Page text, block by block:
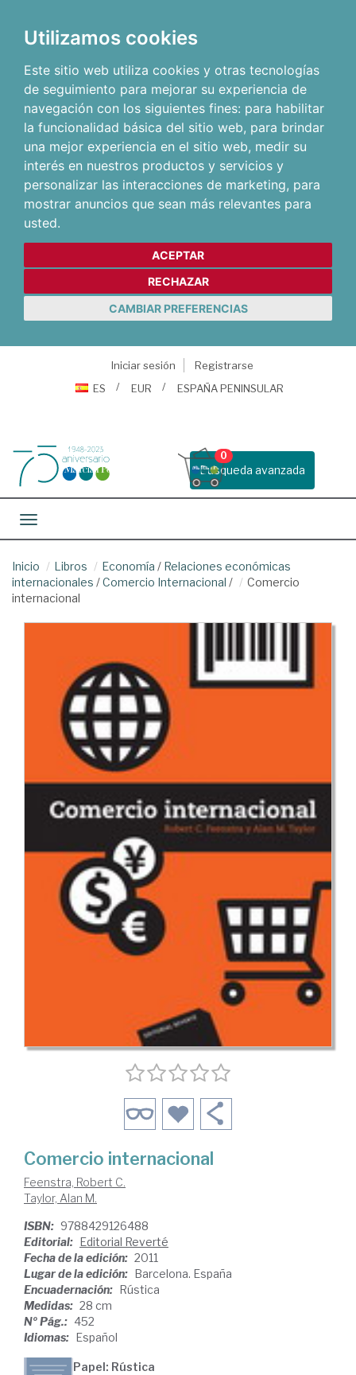
Utilizamos cookies
Este sitio web utiliza cookies y otras tecnologías
de seguimiento para mejorar su experiencia de
navegación con los siguientes fines: para habilitar
la funcionalidad básica del sitio web, para brindar
una mejor experiencia en el sitio web, medir su
interés en nuestros productos y servicios y
personalizar las interacciones de marketing, para
mostrar anuncios que sean más relevantes para
usted.
ACEPTAR
RECHAZAR
CAMBIAR PREFERENCIAS
Iniciar sesión
Registrarse
ES
EUR ESPAÑA PENINSULAR
Busqueda avanzada
0
Toggle navigation
Inicio Libros Economía / Relaciones económicas
internacionales /Comercio Internacional /
Comercio
internacional
Comercio internacional
Feenstra, Robert C.
Taylor, Alan M.
ISBN: 9788429126488
Editorial: Editorial Reverté
Fecha de la edición: 2011
Lugar de la edición: Barcelona. España
Encuadernación: Rústica
Medidas: 28 cm
Nº Pág.: 452
Idiomas: Español
Papel: Rústica